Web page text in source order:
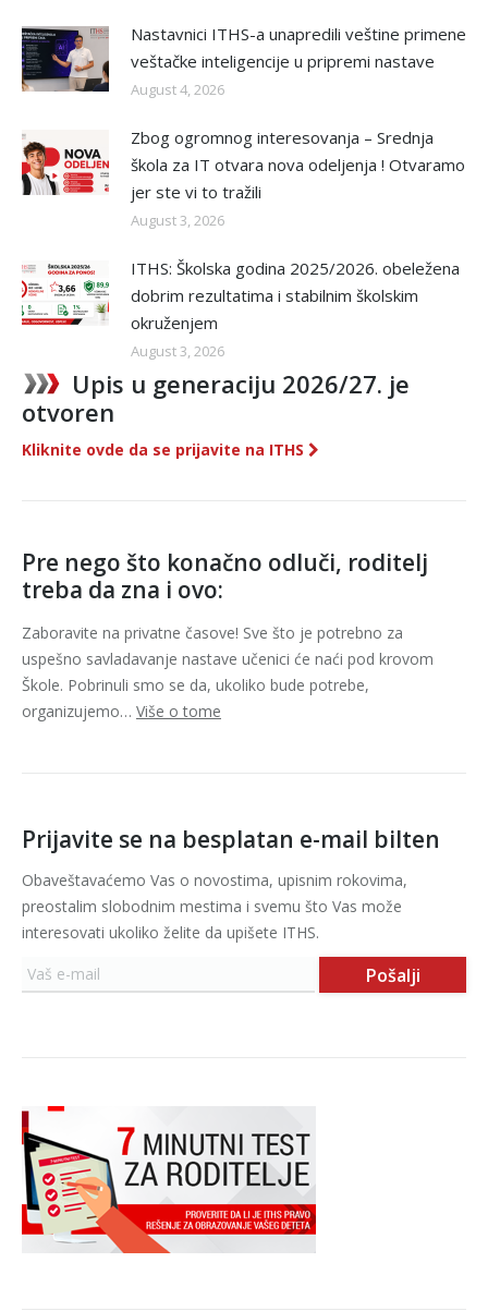
Nastavnici ITHS-a unapredili veštine primene
veštačke inteligencije u pripremi nastave
August 4, 2026
Zbog ogromnog interesovanja – Srednja
škola za IT otvara nova odeljenja ! Otvaramo
jer ste vi to tražili
August 3, 2026
ITHS: Školska godina 2025/2026. obeležena
dobrim rezultatima i stabilnim školskim
okruženjem
August 3, 2026
Upis u generaciju 2026/27. je
otvoren
Kliknite ovde da se prijavite na ITHS
Pre nego što konačno odluči, roditelj
treba da zna i ovo:
Zaboravite na privatne časove! Sve što je potrebno za
uspešno savladavanje nastave učenici će naći pod krovom
Škole. Pobrinuli smo se da, ukoliko bude potrebe,
organizujemo… Više o tome
Prijavite se na besplatan e-mail bilten
Obaveštavaćemo Vas o novostima, upisnim rokovima,
preostalim slobodnim mestima i svemu što Vas može
interesovati ukoliko želite da upišete ITHS.